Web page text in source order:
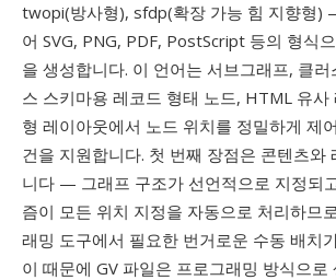
twopi(방사형), sfdp(확장 가능 힘 지향형)
어 SVG, PNG, PDF, PostScript 등의 형식
을 생성합니다. 이 언어는 서브그래프, 클
스 스키마용 레코드 형태 노드, HTML 유사
형 레이아웃에서 노드 위치를 정밀하게 제
건을 지원합니다. 첫 번째 장점은 콘텐츠와
니다 — 그래프 구조가 선언적으로 지정되
즘이 모든 위치 지정을 자동으로 처리하므
래밍 도구에서 필요한 번거로운 수동 배치
이 때문에 GV 파일은 프로그래밍 방식으로